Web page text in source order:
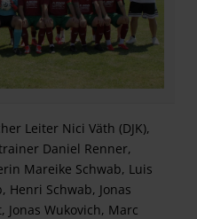
Leiter Nici Väth (DJK),
Daniel Renner,
Mareike Schwab, Luis
Henri Schwab, Jonas
Jonas Wukovich, Marc